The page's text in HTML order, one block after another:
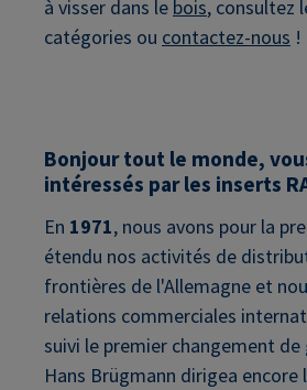
à visser dans le bois, consultez
catégories ou contactez-nous !
Bonjour tout le monde,
intéressés par les inserts
En 1971, nous avons pour la
étendu nos activités de
frontières de l'Allemagne et
relations commerciales
suivi le premier changement de
Hans Brügmann dirigea encore